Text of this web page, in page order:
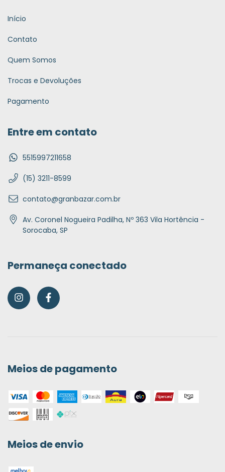
Início
Contato
Quem Somos
Trocas e Devoluções
Pagamento
Entre em contato
5515997211658
(15) 3211-8599
contato@granbazar.com.br
Av. Coronel Nogueira Padilha, Nº 363 Vila Hortência -
Sorocaba, SP
Permaneça conectado
Meios de pagamento
Meios de envio